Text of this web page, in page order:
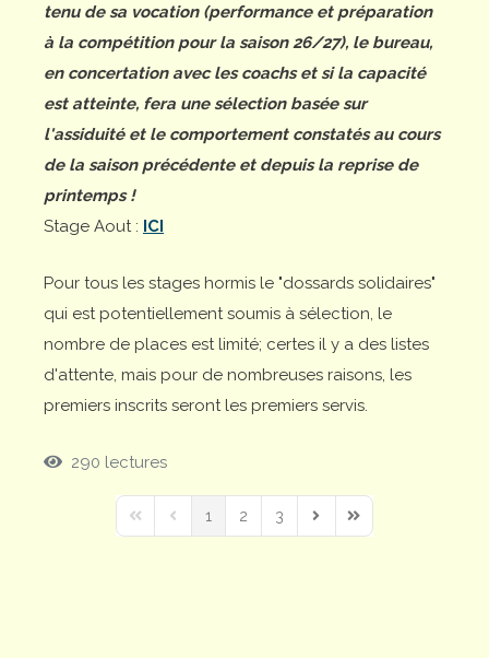
tenu de sa vocation (performance et préparation
à la compétition pour la saison 26/27), le bureau,
en concertation avec les coachs et si la capacité
est atteinte, fera une sélection basée sur
l'assiduité et le comportement constatés au cours
de la saison précédente et depuis la reprise de
printemps !
Stage Aout : ICI
Pour tous les stages hormis le "dossards solidaires"
qui est potentiellement soumis à sélection, le
nombre de places est limité; certes il y a des listes
d'attente, mais pour de nombreuses raisons, les
premiers inscrits seront les premiers servis.
290 lectures
First PagePrevious Page
1 2 3
Next PageLast Page